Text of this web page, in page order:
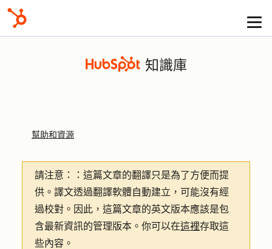
知識庫
幫助和資源
請注意：
：這篇文章的翻譯只是為了方便而提
供。譯文透過翻譯軟體自動建立，可能沒有經
過校對。因此，這篇文章的英文版本應該是包
含最新資訊的管理版本。你可以在這裡存取這
些內容。